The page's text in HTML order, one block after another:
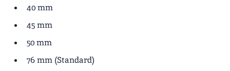
40 mm
45 mm
50 mm
76 mm (Standard)